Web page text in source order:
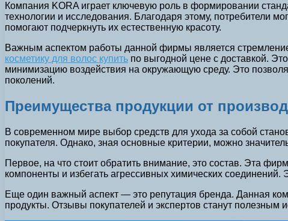
Компания KORA играет ключевую роль в формировании
технологии и исследования. Благодаря этому, потребители
помогают подчеркнуть их естественную красоту.
Важным аспектом работы данной фирмы является
косметику для волос купить по выгодной цене с доставкой.
минимизацию воздействия на окружающую среду. Это
поколений.
Преимущества продукции от
В современном мире выбор средств для ухода за собой
покупателя. Однако, зная основные критерии, можно
Первое, на что стоит обратить внимание, это состав. Эта
компоненты и избегать агрессивных химических
Еще один важный аспект — это репутация бренда. Данная
продукты. Отзывы покупателей и экспертов станут